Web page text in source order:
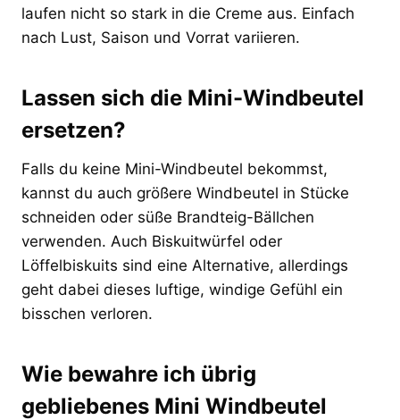
laufen nicht so stark in die Creme aus. Einfach
nach Lust, Saison und Vorrat variieren.
Lassen sich die Mini-Windbeutel
ersetzen?
Falls du keine Mini-Windbeutel bekommst,
kannst du auch größere Windbeutel in Stücke
schneiden oder süße Brandteig-Bällchen
verwenden. Auch Biskuitwürfel oder
Löffelbiskuits sind eine Alternative, allerdings
geht dabei dieses luftige, windige Gefühl ein
bisschen verloren.
Wie bewahre ich übrig
gebliebenes Mini Windbeutel